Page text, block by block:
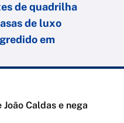
de quadrilha
de luxo
em
Caldas e nega